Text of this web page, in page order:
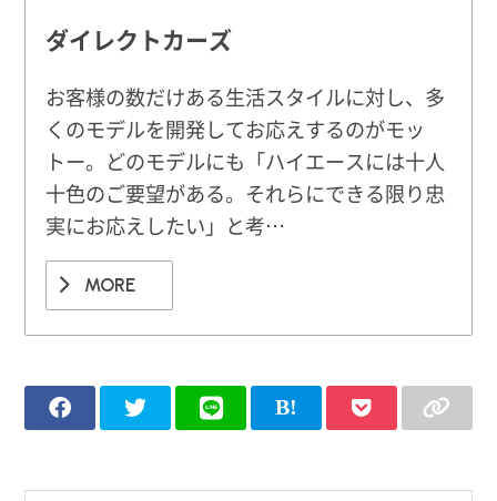
ダイレクトカーズ
お客様の数だけある生活スタイルに対し、多
くのモデルを開発してお応えするのがモッ
トー。どのモデルにも「ハイエースには十人
十色のご要望がある。それらにできる限り忠
実にお応えしたい」と考…
MORE